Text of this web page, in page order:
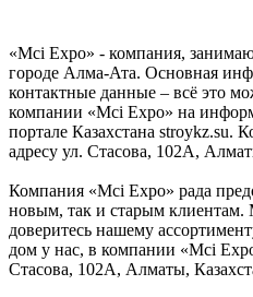
«Mci Expo» - компания,
городе Алма-Ата. Основная
контактные данные – всё это
компании «Mci Expo» на
портале Казахстана stroykz.su.
адресу ул. Стасова, 102А,
Компания «Mci Expo» рада
новым, так и старым
доверитесь нашему
дом у нас, в компании «Mci
Стасова, 102А, Алматы,